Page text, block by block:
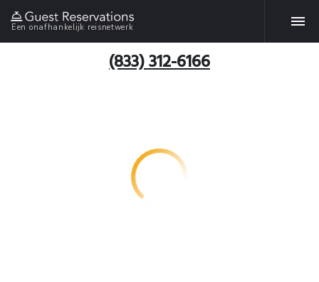
Een onafhankelijk reisnetwerk
(833) 312-6166